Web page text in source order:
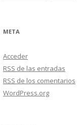
META
Acceder
RSS de las entradas
RSS de los comentarios
WordPress.org